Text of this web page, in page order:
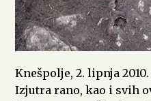
Knešpolje, 2. lipnja
Izjutra rano, kao i svih